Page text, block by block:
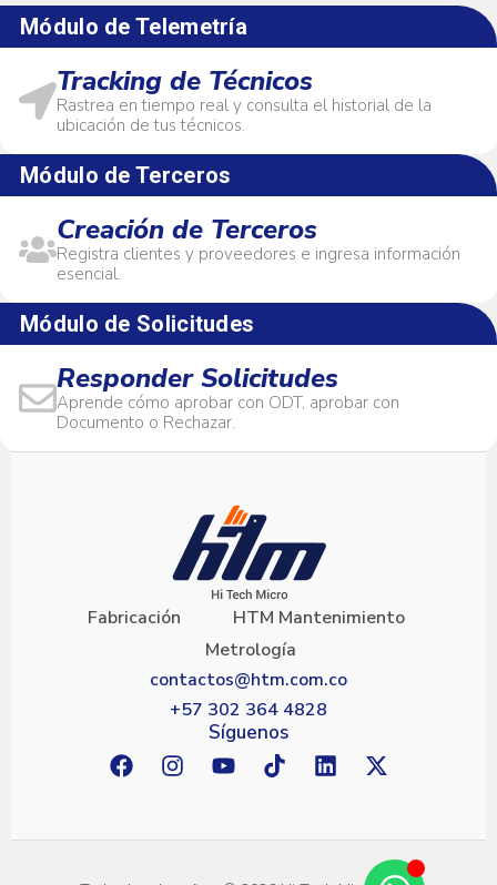
Módulo de Telemetría
Tracking de Técnicos
Rastrea en tiempo real y consulta el historial de la
ubicación de tus técnicos.
Módulo de Terceros
Creación de Terceros
Registra clientes y proveedores e ingresa información
esencial.
Módulo de Solicitudes
Responder Solicitudes
Aprende cómo aprobar con ODT, aprobar con
Documento o Rechazar.
Fabricación
HTM Mantenimiento
Metrología
contactos@htm.com.co
+57 302 364 4828
Síguenos
F
a
b
I
n
a
Y
o
u
T
i
o
L
i
e
X
-
i
t